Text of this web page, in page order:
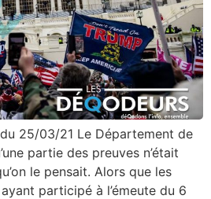
25/03/21 Le Département de
partie des preuves n’était
le pensait. Alors que les
participé à l’émeute du 6